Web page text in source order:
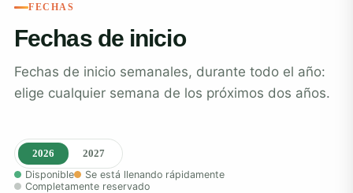
FECHAS
Fechas de inicio
Fechas de inicio semanales, durante todo el año:
elige cualquier semana de los próximos dos años.
2026
2027
Disponible
Se está llenando rápidamente
Completamente reservado